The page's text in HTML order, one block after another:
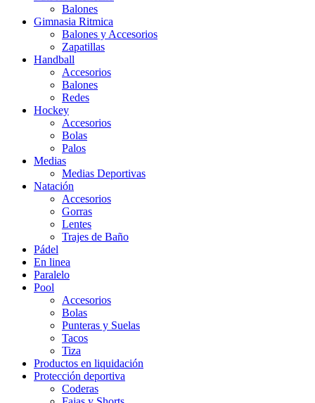
Balones
Gimnasia Ritmica
Balones y Accesorios
Zapatillas
Handball
Accesorios
Balones
Redes
Hockey
Accesorios
Bolas
Palos
Medias
Medias Deportivas
Natación
Accesorios
Gorras
Lentes
Trajes de Baño
Pádel
En linea
Paralelo
Pool
Accesorios
Bolas
Punteras y Suelas
Tacos
Tiza
Productos en liquidación
Protección deportiva
Coderas